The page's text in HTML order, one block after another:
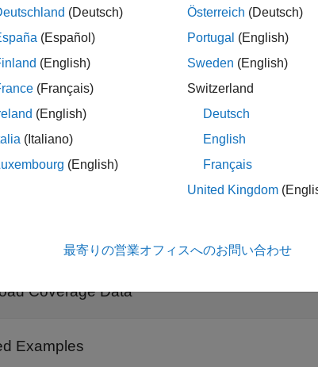
all
Model Coverage
Model Coverage Results
Coverage Results Explorer
Coverage Reports
Coverage Data
Examples
(Deutsch)
(Español)
(English)
(Français)
(English)
(Italiano)
(English)
Österreich (Deutsch)
Portugal (English)
Sweden (English)
Switzerland
Deutsch
English
Français
United Kingdom
最寄りの営業オフィスへのお問い合わせ